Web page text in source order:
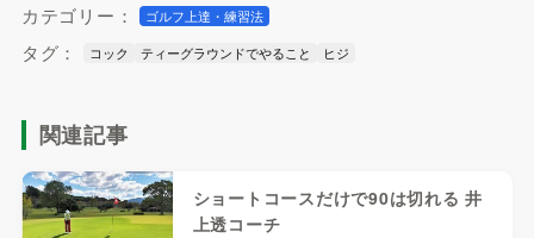
カテゴリー： ゴルフ上達・練習法
タグ： コック ティーグラウンドでやること ヒジ
関連記事
ショートコースだけで90は切れる 井
上透コーチ